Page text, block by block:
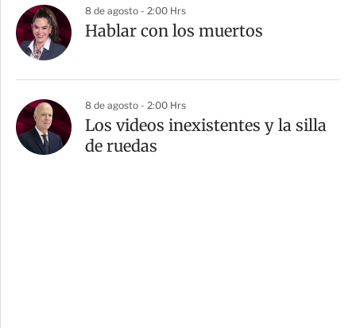
8 de agosto - 2:00 Hrs
Hablar con los muertos
8 de agosto - 2:00 Hrs
Los videos inexistentes y la silla
de ruedas